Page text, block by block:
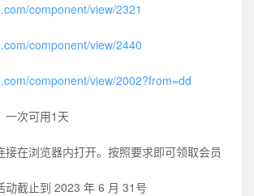
component/view/2321
component/view/2440
component/view/2002?from=dd
一次可用1天
接在浏览器内打开。按照要求即可领取会员
动截止到 2023 年 6 月 31号